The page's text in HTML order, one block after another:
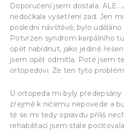
Doporučení jsem dostala.
nedočkala vyšetření zad. Jen
poslední návštěvě, bylo
Potvrzen syndrom karpálního
opět nabídnut, jako jediné
jsem opět odmítla. Poté jsem
ortopedovi. Že ten tyto
U ortopeda mi byly
zřejmě k ničemu nepovede a
té se mi tedy opravdu příliš
rehabilitací jsem stále